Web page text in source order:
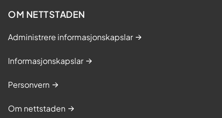
OM NETTSTADEN
Administrere informasjonskapslar
Informasjonskapslar
Personvern
Om nettstaden